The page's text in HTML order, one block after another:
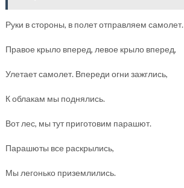
Руки в стороны, в полет отправляем самолет.
Правое крыло вперед, левое крыло вперед,
Улетает самолет. Впереди огни зажглись,
К облакам мы поднялись.
Вот лес, мы тут приготовим парашют.
Парашюты все раскрылись,
Мы легонько приземлились.